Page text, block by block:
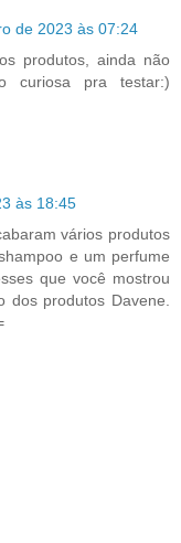
de 2023 às 07:24
produtos, ainda não
curiosa pra testar:)
às 18:45
vários produtos
e um perfume
que você mostrou
dos produtos Davene.